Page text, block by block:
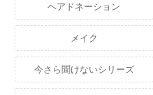
ヘアドネーション
メイク
今さら聞けないシリーズ